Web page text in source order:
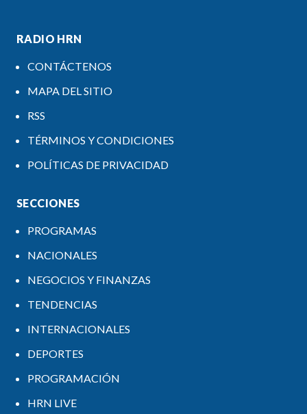
RADIO HRN
CONTÁCTENOS
MAPA DEL SITIO
RSS
TÉRMINOS Y CONDICIONES
POLÍTICAS DE PRIVACIDAD
SECCIONES
PROGRAMAS
NACIONALES
NEGOCIOS Y FINANZAS
TENDENCIAS
INTERNACIONALES
DEPORTES
PROGRAMACIÓN
HRN LIVE